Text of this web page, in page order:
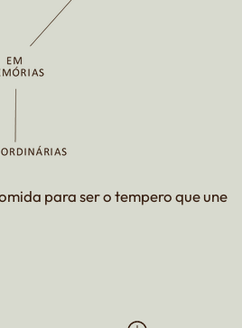
para ser o tempero que une